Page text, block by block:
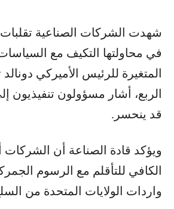
شهدت الشركات الصناعية تقلبات
في محاولتها التكيف مع السياسات
المتغيرة للرئيس الأميركي
الربع، أشار مسؤولون تنفيذيون
قد ينحسر.
ويؤكد قادة الصناعة أن الشركات
الكافي للتأقلم مع الرسوم
واردات الولايات المتحدة من